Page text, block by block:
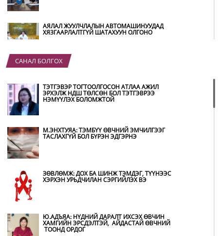
АЯЛАЛ ЖУУЛЧЛАЛЫН АВТОМАШИНУУДАД
ХЯЗГААРЛАЛТГҮЙ ШАТАХУУН ОЛГОНО
“ХОТЫН ДАРГА СОНСОЖ БАЙНА” 150150
ҮЙЛДВЭРЛЭНЭ
САНАЛ БОЛГОХ
ТЭТГЭВЭР ТОГТООЛГОСОН АТЛАА АЖИЛ
ЭРХЭЛЖ НДШ ТӨЛСӨН БОЛ ТЭТГЭВРЭЭ
НЭМҮҮЛЭХ БОЛОМЖТОЙ
М.ЭНХТУЯА: ТЭМБҮҮ ӨВЧНИЙ ЭМЧИЛГЭЭГ
ТАСЛАХГҮЙ БОЛ БҮРЭН ЭДГЭРНЭ
ЗӨВЛӨМЖ: ДОХ БА ШИНЖ ТЭМДЭГ, ТҮҮНЭЭС
ХЭРХЭН УРЬДЧИЛАН СЭРГИЙЛЭХ ВЭ
Ю.АДЪЯА: НҮДНИЙ ДАРАЛТ ИХСЭХ ӨВЧИН
ХАМГИЙН ЭРСДЭЛТЭЙ, АЙДАСТАЙ ӨВЧНИЙ
ТООНД ОРДОГ